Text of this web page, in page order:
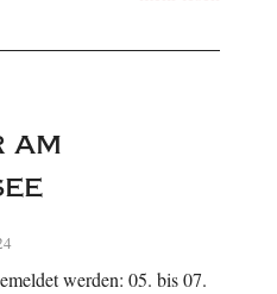
werden: 05. bis 07.